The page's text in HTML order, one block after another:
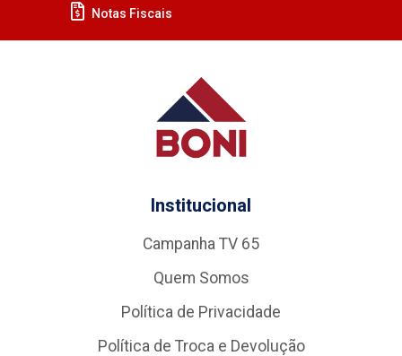
Notas Fiscais
Institucional
Campanha TV 65
Quem Somos
Política de Privacidade
Política de Troca e Devolução